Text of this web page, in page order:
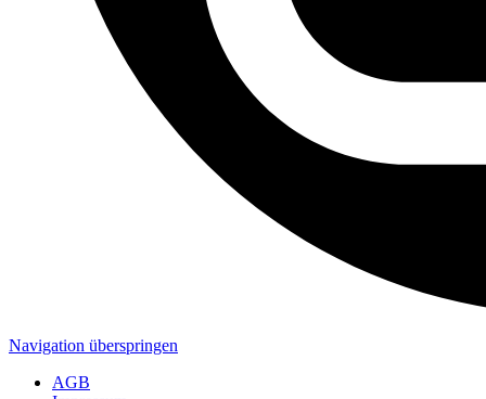
Navigation überspringen
AGB